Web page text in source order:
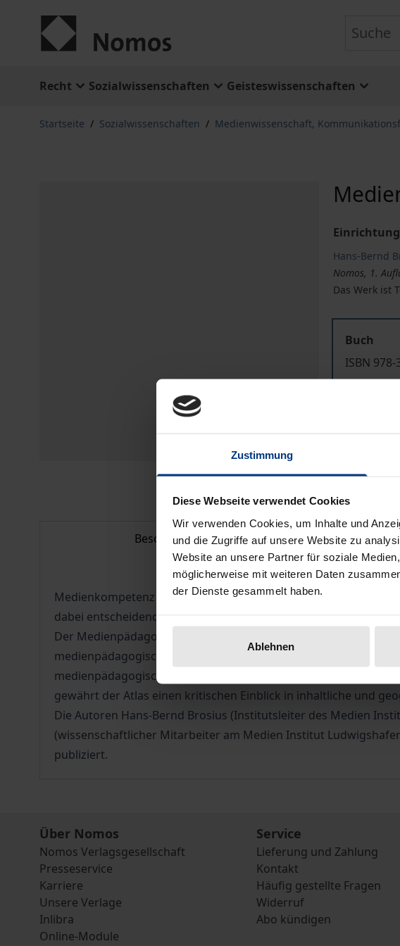
Zustimmung
Diese Webseite verwendet Cookies
Wir verwenden Cookies, um Inhalte und
und die Zugriffe auf unsere Website zu
Website an unsere Partner für soziale
möglicherweise mit weiteren Daten
der Dienste gesammelt haben.
Ablehnen
Recht Sozialwissenschaften Geisteswissenschaften
Startseite / Sozialwissenschaften / Medienwissenschaft,
Hans-Bernd
Nomos, 1.
Das Werk ist
Buch
ISBN 978-
Beschreibung
Medienkompetenz ist eine der zentralen Fertigkeiten in einer
dabei entscheidend zur Entwicklung von Medienkompetenzen
Der Medienpädagogische Atlas Rheinland-Pfalz präsentiert
medienpädagogische Aktivitäten organisieren und anbieten.
medienpädagogische Unterstützung, für Veranstaltungen
gewährt der Atlas einen kritischen Einblick in inhaltliche und
Die Autoren Hans-Bernd Brosius (Institutsleiter des Medien
(wissenschaftlicher Mitarbeiter am Medien Institut
publiziert.
Über Nomos
Nomos Verlagsgesellschaft
Presseservice
Karriere
Unsere Verlage
Inlibra
Online-Module
Service
Lieferung und Zahlung
Kontakt
Häufig gestellte Fragen
Widerruf
Abo kündigen